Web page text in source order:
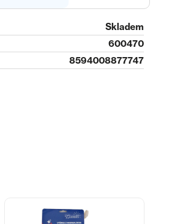
Skladem
600470
8594008877747